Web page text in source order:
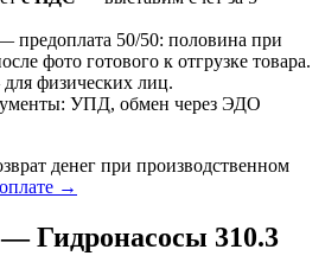
50/50: половина при
фото готового к отгрузке товара.
физических лиц.
УПД, обмен через ЭДО
денег при производственном
→
Гидронасосы 310.3